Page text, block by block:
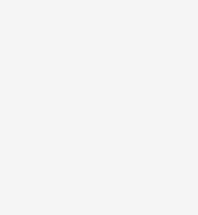
публичной офертой.
вопросы